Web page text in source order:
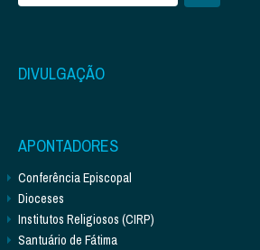
DIVULGAÇÃO
APONTADORES
Conferência Episcopal
Dioceses
Institutos Religiosos (CIRP)
Santuário de Fátima